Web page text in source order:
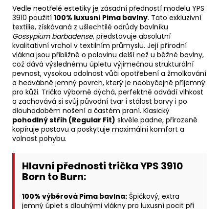
Vedle neotřelé estetiky je zásadní předností modelu YPS
3910 použití 100% luxusní Pima bavlny. Tato exkluzivní
textilie, získávaná z ušlechtilé odrůdy bavlníku
Gossypium barbadense, představuje absolutní
kvalitativní vrchol v textilním průmyslu. Její přírodní
vlákna jsou přibližně o polovinu delší než u běžné bavlny,
což dává výslednému úpletu výjimečnou strukturální
pevnost, vysokou odolnost vůči opotřebení a žmolkování
a hedvábně jemný povrch, který je neobyčejně příjemný
pro kůži. Tričko výborně dýchá, perfektně odvádí vlhkost
a zachovává si svůj původní tvar i stálost barvy i po
dlouhodobém nošení a častém praní. Klasický
pohodlný střih (Regular Fit) skvěle padne, přirozeně
kopíruje postavu a poskytuje maximální komfort a
volnost pohybu.
Hlavní přednosti trička YPS 3910
Born to Burn:
100% výběrová Pima bavlna: Špičkový, extra
jemný úplet s dlouhými vlákny pro luxusní pocit při